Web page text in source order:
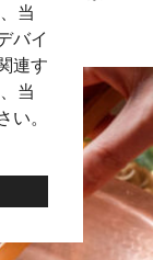
当
バイ
連す
当
い。
』まで、そのバ
そんな寿司の最